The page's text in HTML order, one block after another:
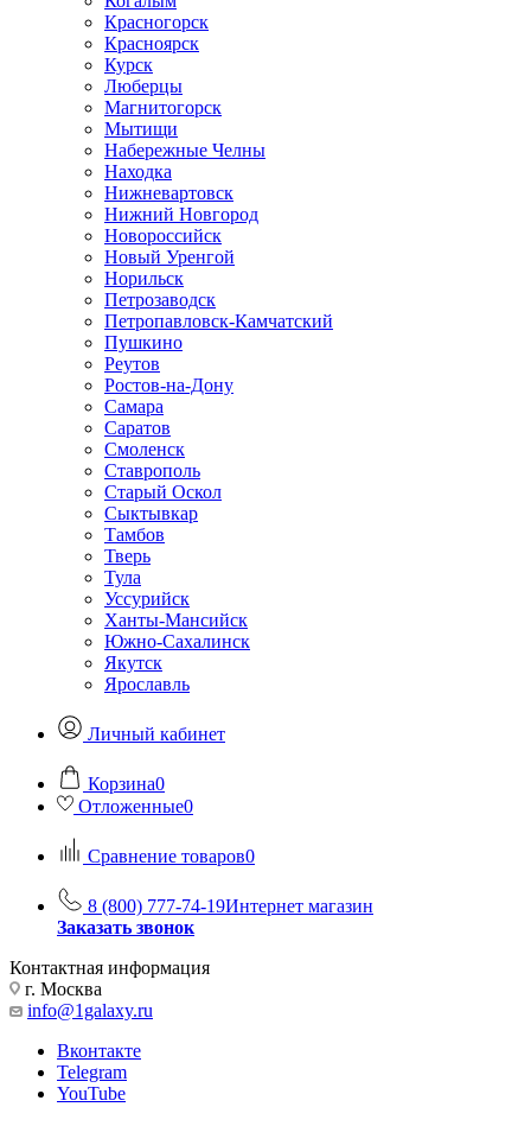
Красногорск
Красноярск
Курск
Люберцы
Магнитогорск
Мытищи
Набережные Челны
Находка
Нижневартовск
Нижний Новгород
Новороссийск
Новый Уренгой
Норильск
Петрозаводск
Петропавловск-Камчатский
Пушкино
Реутов
Ростов-на-Дону
Самара
Саратов
Смоленск
Ставрополь
Старый Оскол
Сыктывкар
Тамбов
Тверь
Тула
Уссурийск
Ханты-Мансийск
Южно-Сахалинск
Якутск
Ярославль
Личный кабинет
Корзина0
Отложенные0
Сравнение товаров0
8 (800) 777-74-19Интернет магазин
Заказать звонок
Контактная информация
г. Москва
info@1galaxy.ru
Вконтакте
Telegram
YouTube